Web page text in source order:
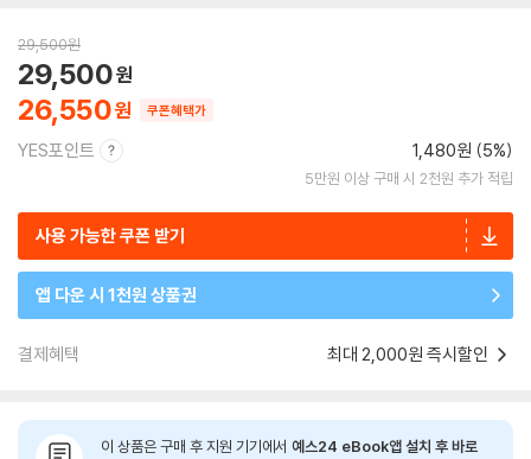
29,500원
26,550
29,500
쿠폰혜택가
YES포인트 1,480원 (5%)
5만원 이상 구매 시 2천원 추가 적립
사용 가능한 쿠폰 받기
앱 다운 시 1천원 상품권
결제혜택 최대 2,000원 즉시할인
이 상품은 구매 후 지원 기기에서 예스24 eBook앱 설치 후 바로